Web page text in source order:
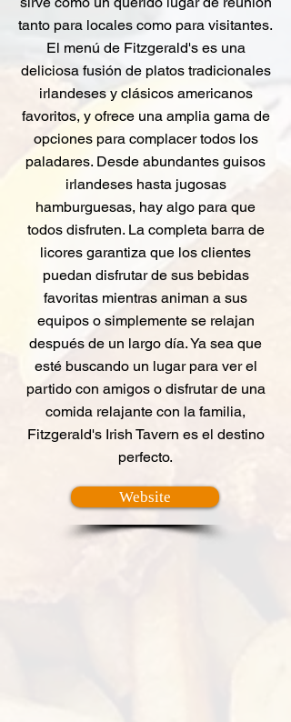
tanto para locales como para visitantes.
El menú de Fitzgerald's es una
deliciosa fusión de platos tradicionales
irlandeses y clásicos americanos
favoritos, y ofrece una amplia gama de
opciones para complacer todos los
paladares. Desde abundantes guisos
irlandeses hasta jugosas
hamburguesas, hay algo para que
todos disfruten. La completa barra de
licores garantiza que los clientes
puedan disfrutar de sus bebidas
favoritas mientras animan a sus
equipos o simplemente se relajan
después de un largo día. Ya sea que
esté buscando un lugar para ver el
partido con amigos o disfrutar de una
comida relajante con la familia,
Fitzgerald's Irish Tavern es el destino
perfecto.
Website